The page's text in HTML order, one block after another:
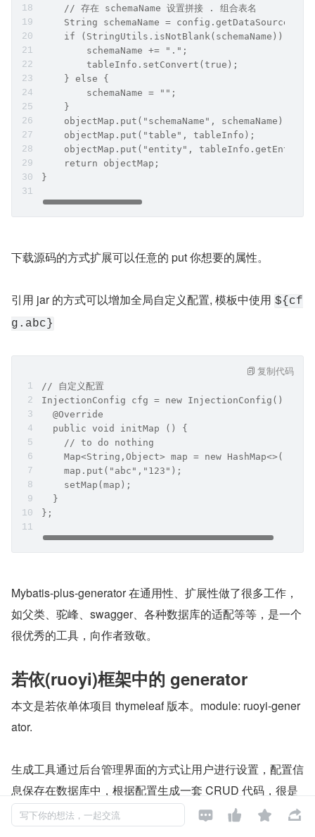
    // 存在 schemaName 设置拼接 . 组合表名
String schemaName =
    if (StringUtils.isNotBlank(schemaName)) {
        schemaName += ".";
        tableInfo.setConvert(true);
    } else {
        schemaName = "";
    }
    objectMap.put("schemaName", schemaName);
    objectMap.put("table", tableInfo);
objectMap.put("entity",
    return objectMap;
}
下载源码的方式扩展可以任意的 put 你想要的属性。
引用 jar 的方式可以增加全局自定义配置, 模板中使用 ${cf
g.abc}
// 自定义配置
InjectionConfig cfg = new InjectionConfig() {
  @Override
  public void initMap () {
    // to do nothing
    Map<String,Object> map = new HashMap<>();
    map.put("abc","123");
    setMap(map);
  }
};
复制代码
Mybatis-plus-generator 在通用性、扩展性做了很多工作，
如父类、驼峰、swagger、各种数据库的适配等等，是一个
很优秀的工具，向作者致敬。
若依(ruoyi)框架中的 generator
本文是若依单体项目 thymeleaf 版本。module: ruoyi-gener
ator.
生成工具通过后台管理界面的方式让用户进行设置，配置信
息保存在数据库中，根据配置生成一套 CRUD 代码，很是
方便。
写下你的想法，一起交流    